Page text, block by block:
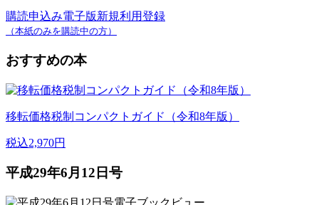
購読申込み電子版新規利用登録
（本紙のみを購読中の方）
おすすめの本
移転価格税制コンパクトガイド（令和8年版）
税込2,970円
平成29年6月12日号